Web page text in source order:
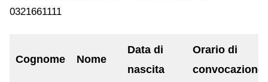
0321661111
Cognome Nome
Data di
nascita
Orario di
convocazione